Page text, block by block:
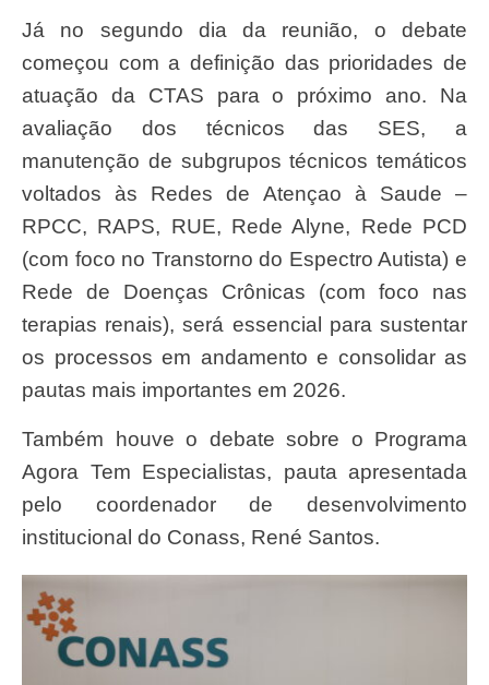
Já no segundo dia da reunião, o debate
começou com a definição das prioridades de
atuação da CTAS para o próximo ano. Na
avaliação dos técnicos das SES, a
manutenção de subgrupos técnicos temáticos
voltados às Redes de Atençao à Saude –
RPCC, RAPS, RUE, Rede Alyne, Rede PCD
(com foco no Transtorno do Espectro Autista) e
Rede de Doenças Crônicas (com foco nas
terapias renais), será essencial para sustentar
os processos em andamento e consolidar as
pautas mais importantes em 2026.
Também houve o debate sobre o Programa
Agora Tem Especialistas, pauta apresentada
pelo coordenador de desenvolvimento
institucional do Conass, René Santos.